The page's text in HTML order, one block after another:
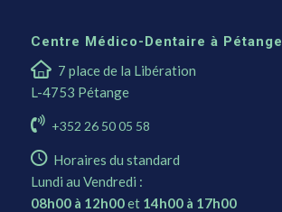
Centre Médico-Dentaire à Pétange
7 place de la Libération
L-4753 Pétange
+352 26 50 05 58
Horaires du standard
Lundi au Vendredi :
08h00 à 12h00et 14h00 à 17h00